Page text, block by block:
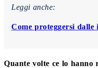
Leggi anche:
Come proteggersi
Quante volte ce lo hanno